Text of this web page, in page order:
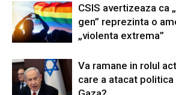
CSIS avertizeaza ca
gen” reprezinta o
„violenta extrema”
Va ramane in rolul
care a atacat politica